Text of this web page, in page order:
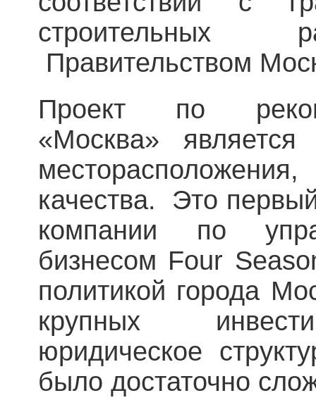
строительных
Правительством
Проект по
«Москва»
качества. Это
компании по
бизнесом Four
политикой города
крупных
юридическое
было достаточно